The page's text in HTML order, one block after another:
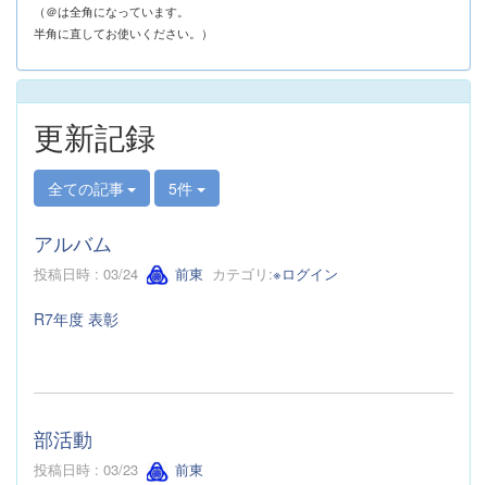
（＠は全角になっています。
半角に直してお使いください。）
更新記録
全ての記事 5件
アルバム
投稿日時 : 03/24 前東 カテゴリ:※ログイン
R7年度 表彰
部活動
投稿日時 : 03/23 前東